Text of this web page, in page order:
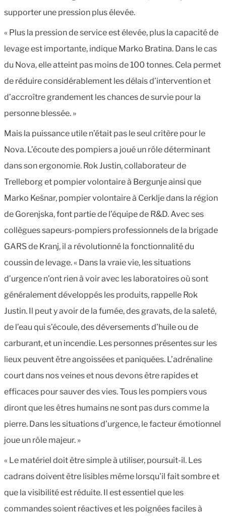
supporter une pression plus élevée.
« Plus la pression de service est élevée, plus la capacité de
levage est importante, indique Marko Bratina. Dans le cas
du Nova, elle atteint pas moins de 100 tonnes. Cela permet
de réduire considérablement les délais d’intervention et
d’accroître grandement les chances de survie pour la
personne blessée. »
Mais la puissance utile n’était pas le seul critère pour le
Nova. L’écoute des pompiers a joué un rôle déterminant
dans son ergonomie. Rok Justin, collaborateur de
Trelleborg et pompier volontaire à Bergunje ainsi que
Marko Kešnar, pompier volontaire à Cerklje dans la région
de Gorenjska, font partie de l’équipe de R&D. Avec ses
collègues sapeurs-pompiers professionnels de la brigade
GARS de Kranj, il a révolutionné la fonctionnalité du
coussin de levage. « Dans la vraie vie, les situations
d’urgence n’ont rien à voir avec les laboratoires où sont
généralement développés les produits, rappelle Rok
Justin. Il peut y avoir de la fumée, des gravats, de la saleté,
de l’eau qui s’écoule, des déversements d’huile ou de
carburant, et un incendie. Les personnes présentes sur les
lieux peuvent être angoissées et paniquées. L’adrénaline
court dans nos veines et nous devons être rapides et
efficaces pour sauver des vies. Tous les pompiers vous
diront que les êtres humains ne sont pas durs comme la
pierre. Dans les situations d’urgence, le facteur émotionnel
joue un rôle majeur. »
« Le matériel doit être simple à utiliser, poursuit-il. Les
cadrans doivent être lisibles même lorsqu’il fait sombre et
que la visibilité est réduite. Il est essentiel que les
commandes soient réactives et les poignées faciles à